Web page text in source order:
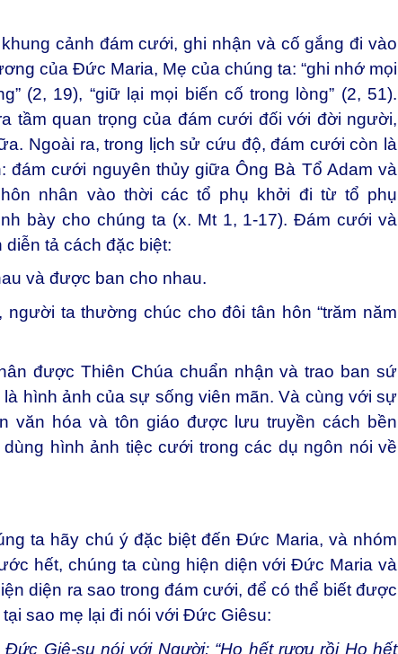
cảnh đám cưới, ghi nhận và cố gắng đi vào
của Đức Maria, Mẹ của chúng ta: “ghi nhớ mọi
(2, 19), “giữ lại mọi biến cố trong lòng” (2, 51).
tầm quan trọng của đám cưới đối với đời người,
Ngoài ra, trong lịch sử cứu độ, đám cưới còn là
đám cưới nguyên thủy giữa Ông Bà Tổ Adam và
nhân vào thời các tổ phụ khởi đi từ tổ phụ
bày cho chúng ta (x. Mt 1, 1-17). Đám cưới và
tả cách đặc biệt:
và được ban cho nhau.
người ta thường chúc cho đôi tân hôn “trăm năm
được Thiên Chúa chuẩn nhận và trao ban sứ
hình ảnh của sự sống viên mãn. Và cùng với sự
văn hóa và tôn giáo được lưu truyền cách bền
hình ảnh tiệc cưới trong các dụ ngôn nói về
ta hãy chú ý đặc biệt đến Đức Maria, và nhóm
hết, chúng ta cùng hiện diện với Đức Maria và
diện ra sao trong đám cưới, để có thể biết được
sao mẹ lại đi nói với Đức Giêsu:
Giê-su nói với Người: “Họ hết rượu rồiHọ hết